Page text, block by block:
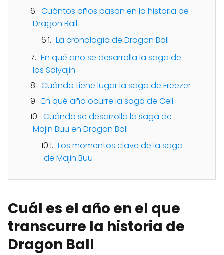
Cuántos años pasan en la historia de
Dragon Ball
La cronología de Dragon Ball
En qué año se desarrolla la saga de
los Saiyajin
Cuándo tiene lugar la saga de Freezer
En qué año ocurre la saga de Cell
Cuándo se desarrolla la saga de
Majin Buu en Dragon Ball
Los momentos clave de la saga
de Majin Buu
Cuál es el año en el que
transcurre la historia de
Dragon Ball